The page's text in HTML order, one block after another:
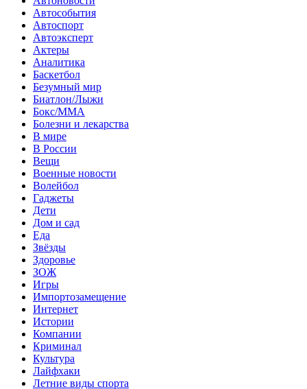
Автособытия
Автоспорт
Автоэксперт
Актеры
Аналитика
Баскетбол
Безумный мир
Биатлон/Лыжи
Бокс/MMA
Болезни и лекарства
В мире
В России
Вещи
Военные новости
Волейбол
Гаджеты
Дети
Дом и сад
Еда
Звёзды
Здоровье
ЗОЖ
Игры
Импортозамещение
Интернет
Истории
Компании
Криминал
Культура
Лайфхаки
Летние виды спорта